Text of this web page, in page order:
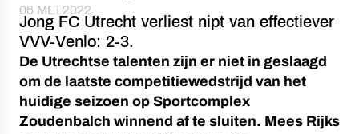
06 MEI 2022
Jong FC Utrecht verliest nipt van effectiever
VVV-Venlo: 2-3.
De Utrechtse talenten zijn er niet in geslaagd
om de laatste competitiewedstrijd van het
huidige seizoen op Sportcomplex
Zoudenbalch winnend af te sluiten. Mees Rijks